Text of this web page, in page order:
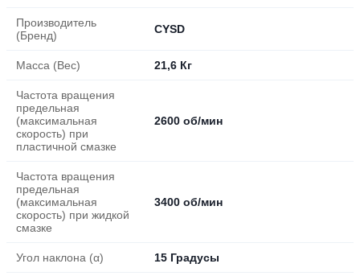
Производитель
(Бренд)
CYSD
Масса (Вес) 21,6 Кг
Частота вращения
предельная
(максимальная
скорость) при
пластичной смазке
2600 об/мин
Частота вращения
предельная
(максимальная
скорость) при жидкой
смазке
3400 об/мин
Угол наклона (α) 15 Градусы